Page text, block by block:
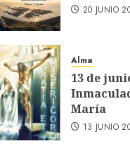
20 JUNIO
Alma
13 de
María
13 JUNIO